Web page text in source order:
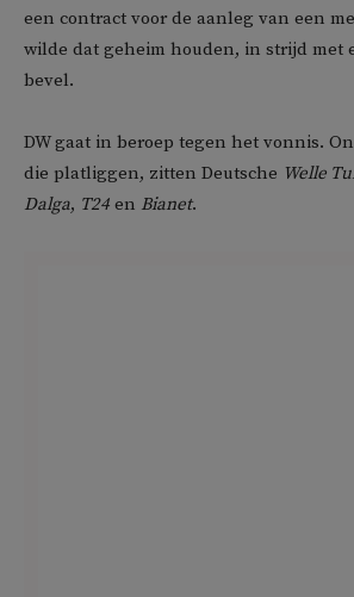
een contract voor de aanleg van een
wilde dat geheim houden, in strijd met
bevel.
DW gaat in beroep tegen het vonnis.
die platliggen, zitten Deutsche Welle
Dalga, T24 en Bianet.